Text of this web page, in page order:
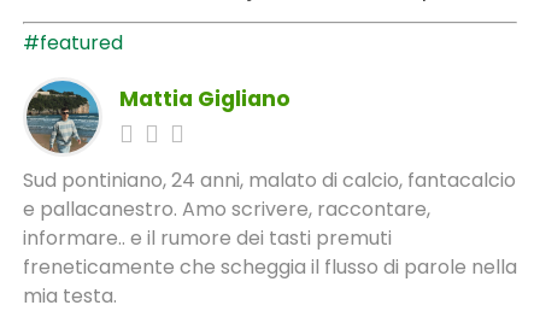
#featured
Mattia Gigliano
Sud pontiniano, 24 anni, malato di calcio, fantacalcio
e pallacanestro. Amo scrivere, raccontare,
informare.. e il rumore dei tasti premuti
freneticamente che scheggia il flusso di parole nella
mia testa.